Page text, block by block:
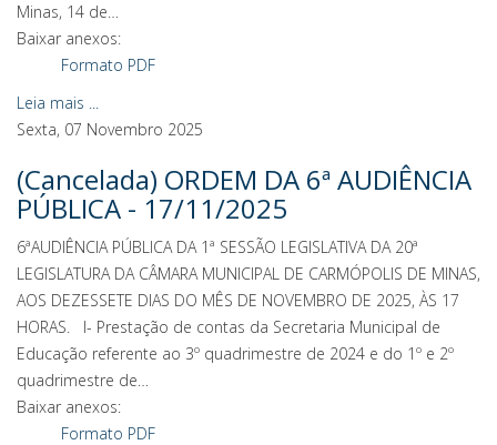
Minas, 14 de…
Baixar anexos:
Formato PDF
Leia mais ...
Sexta, 07 Novembro 2025
(Cancelada) ORDEM DA 6ª AUDIÊNCIA
PÚBLICA - 17/11/2025
6ªAUDIÊNCIA PÚBLICA DA 1ª SESSÃO LEGISLATIVA DA 20ª
LEGISLATURA DA CÂMARA MUNICIPAL DE CARMÓPOLIS DE MINAS,
AOS DEZESSETE DIAS DO MÊS DE NOVEMBRO DE 2025, ÀS 17
HORAS. I- Prestação de contas da Secretaria Municipal de
Educação referente ao 3º quadrimestre de 2024 e do 1º e 2º
quadrimestre de…
Baixar anexos:
Formato PDF